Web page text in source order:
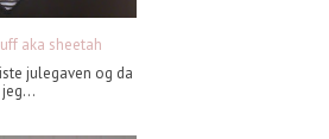
aka sheetah
julegaven og da